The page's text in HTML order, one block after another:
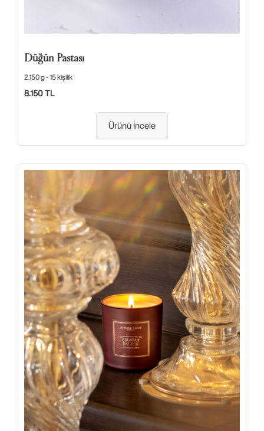
Düğün Pastası
2.150 g - 15 kişilik
8.150 TL
Ürünü İncele